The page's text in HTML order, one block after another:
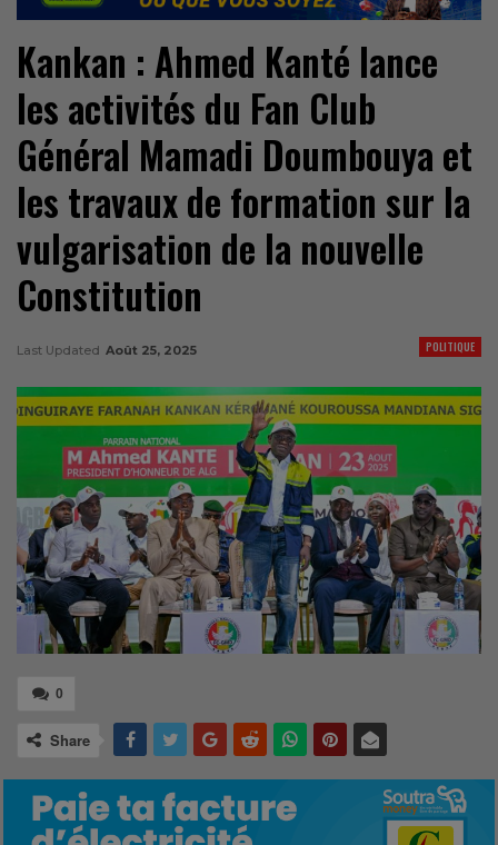
Kankan : Ahmed Kanté lance
les activités du Fan Club
Général Mamadi Doumbouya et
les travaux de formation sur la
vulgarisation de la nouvelle
Constitution
POLITIQUE
Last Updated Août 25, 2025
0
Share